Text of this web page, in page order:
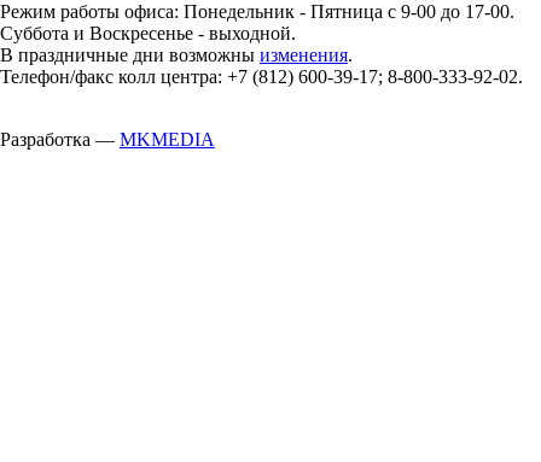
Режим работы офиса: Понедельник - Пятница с 9-00 до 17-00.
Суббота и Воскресенье - выходной.
В праздничные дни возможны изменения.
Телефон/факс колл центра: +7 (812) 600-39-17; 8-800-333-92-02.
Разработка — MKMEDIA